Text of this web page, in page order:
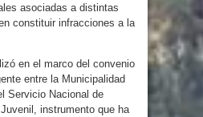
asociadas a distintas
constituir infracciones a la
en el marco del convenio
entre la Municipalidad
Servicio Nacional de
instrumento que ha